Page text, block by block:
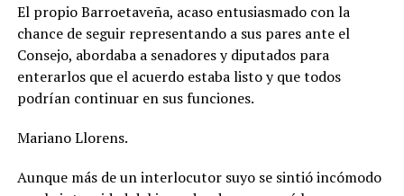
El propio Barroetaveña, acaso entusiasmado con la
chance de seguir representando a sus pares ante el
Consejo, abordaba a senadores y diputados para
enterarlos que el acuerdo estaba listo y que todos
podrían continuar en sus funciones.
Mariano Llorens.
Aunque más de un interlocutor suyo se sintió incómodo